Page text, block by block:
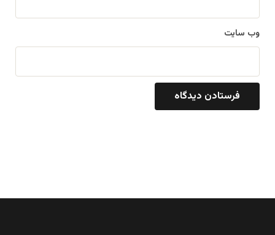
وب‌ سایت